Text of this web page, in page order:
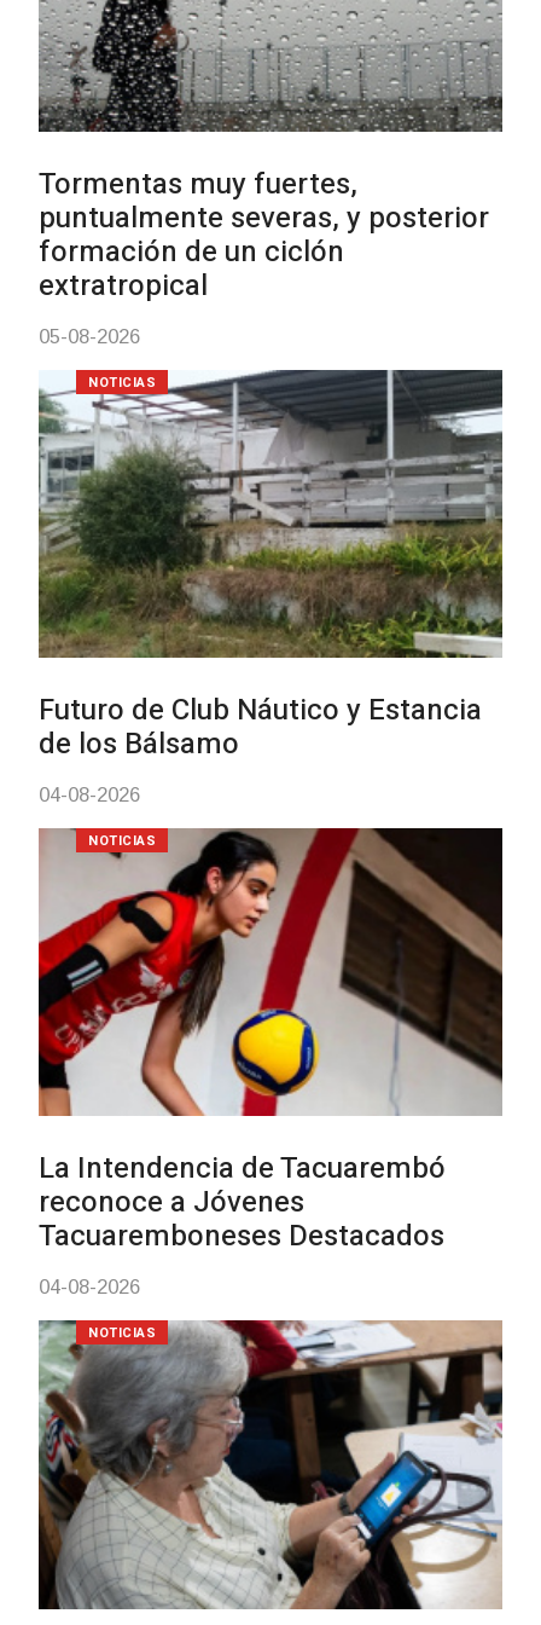
Clases de Muai Thai en Complejo
Charrúa
Turismo accesible para personas
mayores
Actualización sobre la agenda de
vacunación contra el
meningococo
03-08-2026
NOTICIAS
UTE hizo llamado laboral para
personas en situación de
discapacidad
03-08-2026
NOTICIAS
Siniestro laboral con tiernizadora
de carne
POLICIALES